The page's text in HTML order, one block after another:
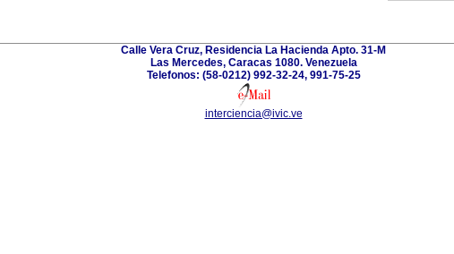
Calle Vera Cruz, Residencia La Hacienda Apto. 31-M
Las Mercedes, Caracas 1080. Venezuela
Telefonos: (58-0212) 992-32-24, 991-75-25
interciencia@ivic.ve